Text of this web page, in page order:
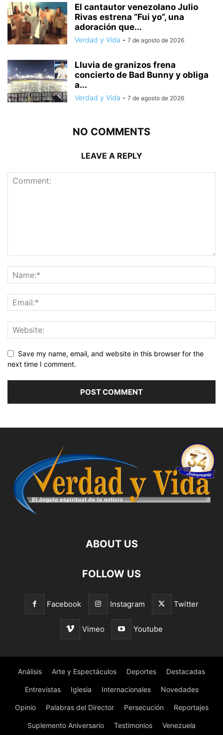
El cantautor venezolano Julio
Rivas estrena “Fui yo”, una
adoración que...
Verdad y Vida - 7 de agosto de 2026
Lluvia de granizos frena
concierto de Bad Bunny y obliga
a...
Verdad y Vida - 7 de agosto de 2026
NO COMMENTS
LEAVE A REPLY
Save my name, email, and website in this browser for the
next time I comment.
ABOUT US
FOLLOW US
Facebook Instagram Twitter
Vimeo Youtube
Análisis Arte y Espectáculos Deportes Destacadas
Entrevistas Iglesia Internacionales Novedades
Opinio Palabras del Director Persecución Reportajes
Suplemento Aniversario Testimonios Venezuela